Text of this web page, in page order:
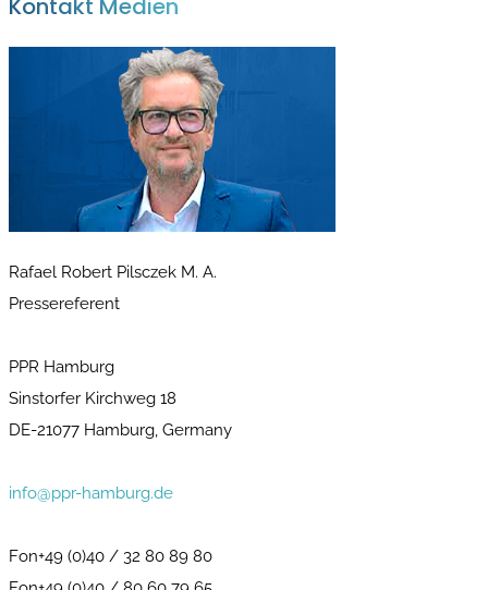
Kontakt Medien
Rafael Robert Pilsczek M. A.
Pressereferent
PPR Hamburg
Sinstorfer Kirchweg 18
DE-21077 Hamburg, Germany
info@ppr-hamburg.de
Fon+49 (0)40 / 32 80 89 80